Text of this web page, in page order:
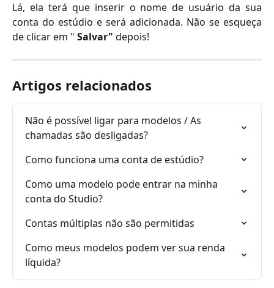
Lá, ela terá que inserir o nome de usuário da sua
conta do estúdio e será adicionada. Não se esqueça
de clicar em " Salvar" depois!
Artigos relacionados
Não é possível ligar para modelos / As
chamadas são desligadas?
Como funciona uma conta de estúdio?
Como uma modelo pode entrar na minha
conta do Studio?
Contas múltiplas não são permitidas
Como meus modelos podem ver sua renda
líquida?